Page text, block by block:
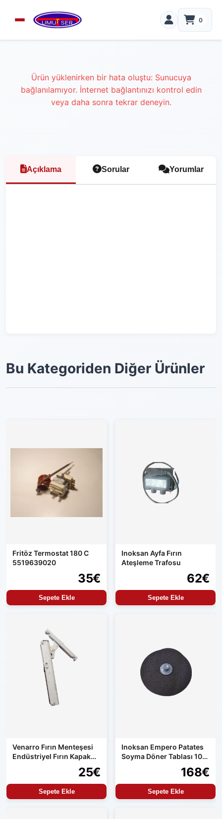
0
Ürün yüklenirken bir hata oluştu: Sunucuya
bağlanılamıyor. İnternet bağlantınızı kontrol edin
veya daha sonra tekrar deneyin.
Açıklama Sorular Yorumlar
Bu Kategoriden Diğer Ürünler
Fritöz Termostat 180 C
5519639020
35€
Sepete Ekle
Inoksan Ayfa Fırın
Ateşleme Trafosu
62€
Sepete Ekle
Venarro Fırın Menteşesi
Endüstriyel Fırın Kapak
Menteşesi Uyumlu Set25€
Sepete Ekle
Inoksan Empero Patates
Soyma Döner Tablası 10
kg Makine Uyumlu168€
Sepete Ekle